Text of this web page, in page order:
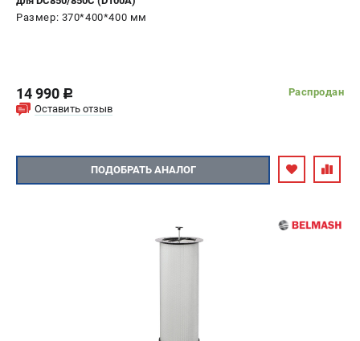
Размер: 370*400*400 мм
14 990 c
Распродан
Оставить отзыв
ПОДОБРАТЬ АНАЛОГ